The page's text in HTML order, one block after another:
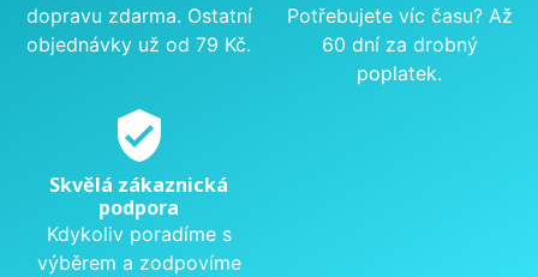
dopravu zdarma. Ostatní
objednávky už od 79 Kč.
Potřebujete víc času? Až
60 dní za drobný
poplatek.
verified_user
Skvělá zákaznická
podpora
Kdykoliv poradíme s
výběrem a zodpovíme